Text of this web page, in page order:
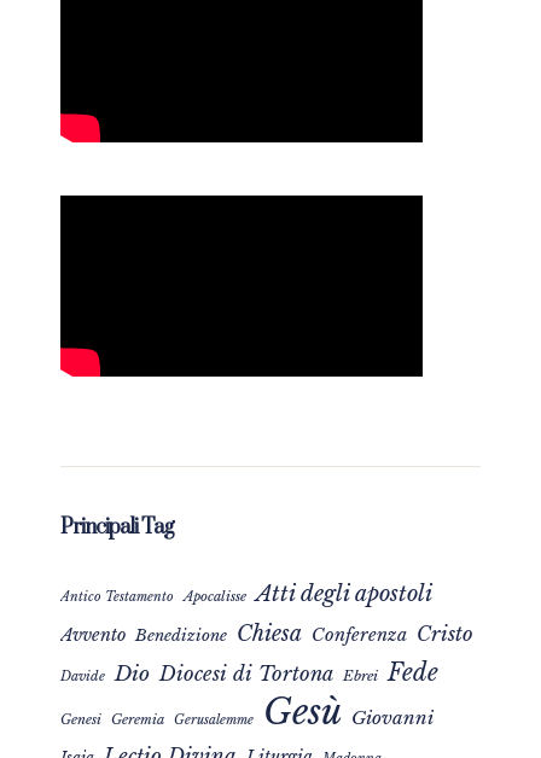
Principali Tag
Antico Testamento Apocalisse Atti degli apostoli
Avvento Benedizione Chiesa Conferenza Cristo
Davide Dio Diocesi di Tortona Ebrei Fede
Genesi Geremia Gerusalemme Gesù Giovanni